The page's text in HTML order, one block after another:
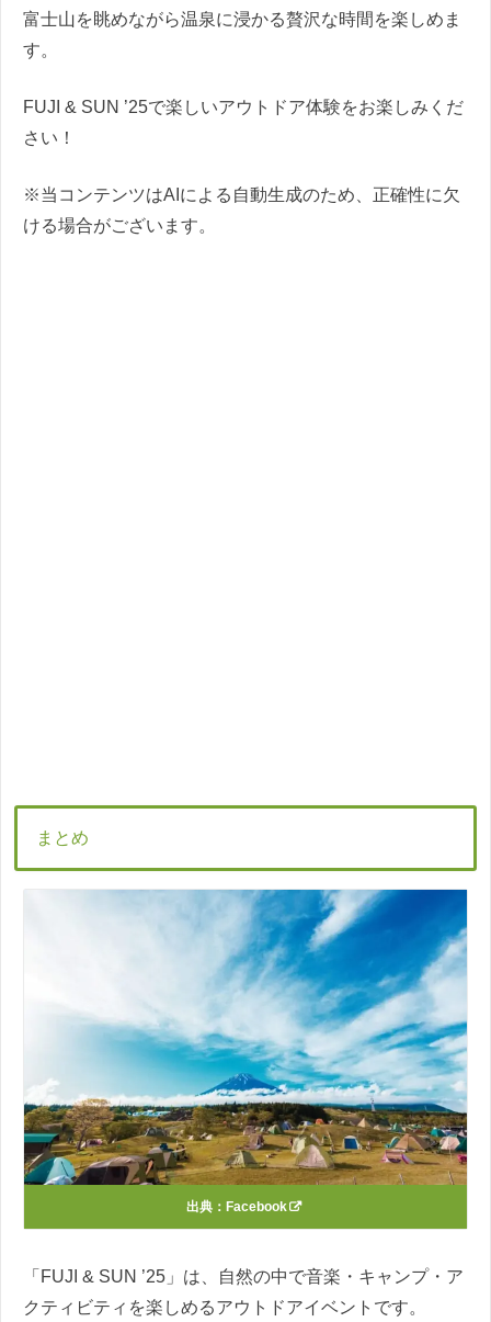
富士山を眺めながら温泉に浸かる贅沢な時間を楽しめま
す。
FUJI & SUN ’25で楽しいアウトドア体験をお楽しみくだ
さい！
※当コンテンツはAIによる自動生成のため、正確性に欠
ける場合がございます。
まとめ
出典： Facebook
「FUJI & SUN ’25」は、自然の中で音楽・キャンプ・ア
クティビティを楽しめるアウトドアイベントです。